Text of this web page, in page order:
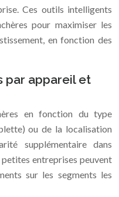
Ces outils intelligents
pour maximiser les
en fonction des
par appareil et
en fonction du type
ou de la localisation
supplémentaire dans
petites entreprises peuvent
sur les segments les